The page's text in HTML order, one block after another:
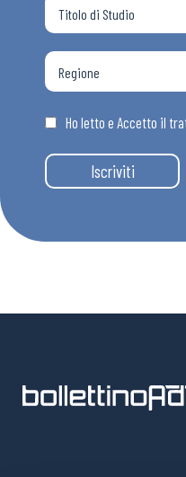
Ho letto e Accetto il
Iscriviti